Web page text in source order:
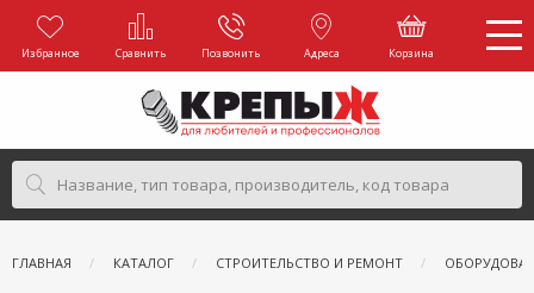
Избранное Сравнить Позвонить Адреса Корзина
ГЛАВНАЯ КАТАЛОГ СТРОИТЕЛЬСТВО И РЕМОНТ